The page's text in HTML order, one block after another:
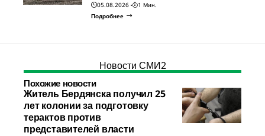
05.08.2026
1 Мин.
Подробнее
Новости СМИ2
Похожие новости
Житель Бердянска получил 25
лет колонии за подготовку
терактов против
представителей власти